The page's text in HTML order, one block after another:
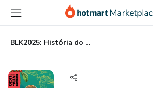
para
conteúdo
principal
para
pagamento
para
rodapé
BLK2025: História do Brasil para Pais e Filhos